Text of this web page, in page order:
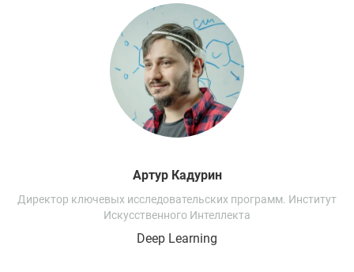
Артур Кадурин
Директор ключевых исследовательских программ. Институт
Искусственного Интеллекта
Deep Learning